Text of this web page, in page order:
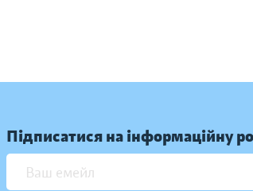
Підписатися на інформаційну